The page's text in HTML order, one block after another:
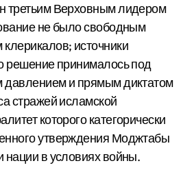
третьим Верховным лидером
не было свободным
источники
решение принималось под
давлением и прямым диктатом
стражей исламской
которого категорически
утверждения Моджтабы
нации в условиях войны.